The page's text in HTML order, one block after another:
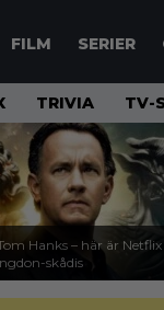
FILM SERIER
TRIVIA TV-
Hanks – här är
skådis